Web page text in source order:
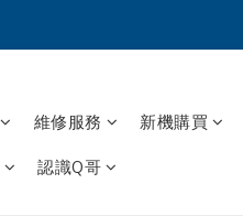
維修服務 新機購買
認識Q哥